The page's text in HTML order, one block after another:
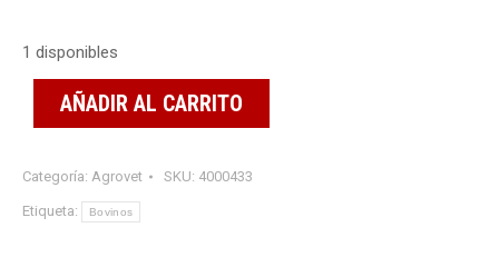
1 disponibles
AÑADIR AL CARRITO
Categoría: Agrovet SKU: 4000433
Etiqueta: Bovinos